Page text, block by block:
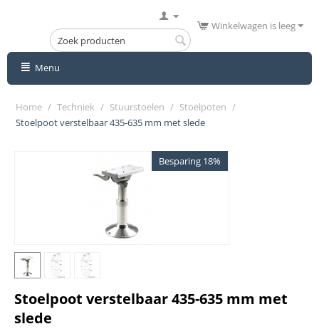
Winkelwagen is leeg
Menu
Home / Techniek / Stuurstoelen / Stoelpoten /
Stoelpoot verstelbaar 435-635 mm met slede
Besparing 18%
Stoelpoot verstelbaar 435-635 mm met
slede